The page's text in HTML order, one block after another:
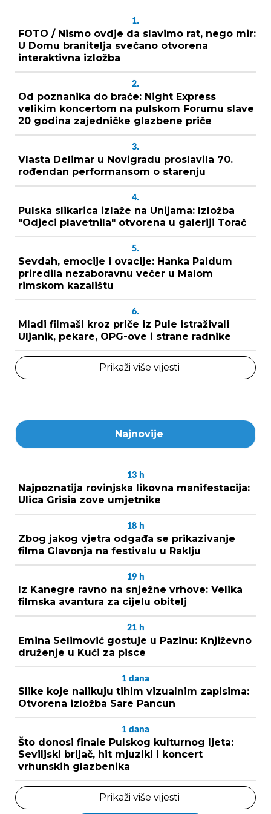
1.
FOTO / Nismo ovdje da slavimo rat, nego mir:
U Domu branitelja svečano otvorena
interaktivna izložba
2.
Od poznanika do braće: Night Express
velikim koncertom na pulskom Forumu slave
20 godina zajedničke glazbene priče
3.
Vlasta Delimar u Novigradu proslavila 70.
rođendan performansom o starenju
4.
Pulska slikarica izlaže na Unijama: Izložba
"Odjeci plavetnila" otvorena u galeriji Torač
5.
Sevdah, emocije i ovacije: Hanka Paldum
priredila nezaboravnu večer u Malom
rimskom kazalištu
6.
Mladi filmaši kroz priče iz Pule istraživali
Uljanik, pekare, OPG-ove i strane radnike
Prikaži više vijesti
Najnovije
13 h
Najpoznatija rovinjska likovna manifestacija:
Ulica Grisia zove umjetnike
18 h
Zbog jakog vjetra odgađa se prikazivanje
filma Glavonja na festivalu u Raklju
19 h
Iz Kanegre ravno na snježne vrhove: Velika
filmska avantura za cijelu obitelj
21 h
Emina Selimović gostuje u Pazinu: Književno
druženje u Kući za pisce
1 dana
Slike koje nalikuju tihim vizualnim zapisima:
Otvorena izložba Sare Pancun
1 dana
Što donosi finale Pulskog kulturnog ljeta:
Seviljski brijač, hit mjuzikl i koncert
vrhunskih glazbenika
Prikaži više vijesti